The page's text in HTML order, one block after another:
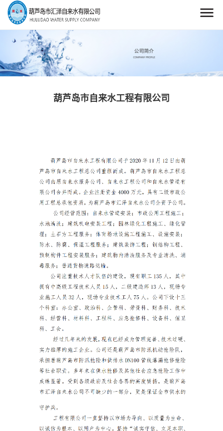
葫芦岛市自来水工程有限公司